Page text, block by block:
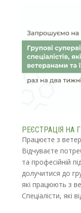
РЕЄСТРАЦІЯ НА
Працюєте з
Відчуваєте
та професійній
долучитися до
які працюють з
Спеціалісти, які